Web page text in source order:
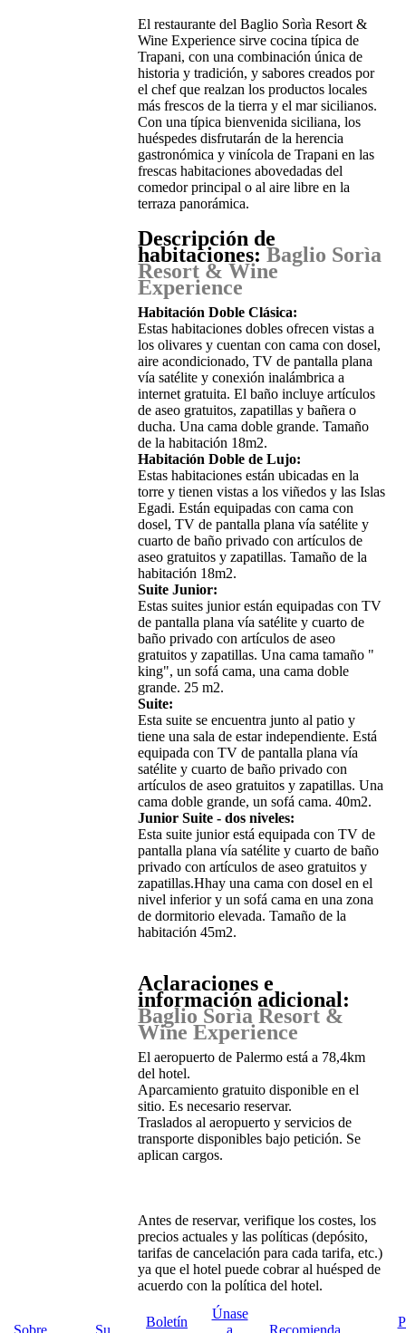
El restaurante del Baglio Sorìa Resort &
Wine Experience sirve cocina típica de
Trapani, con una combinación única de
historia y tradición, y sabores creados por
el chef que realzan los productos locales
más frescos de la tierra y el mar sicilianos.
Con una típica bienvenida siciliana, los
huéspedes disfrutarán de la herencia
gastronómica y vinícola de Trapani en las
frescas habitaciones abovedadas del
comedor principal o al aire libre en la
terraza panorámica.
Descripción de
habitaciones: Baglio Sorìa
Resort & Wine
Experience
Habitación Doble Clásica:
Estas habitaciones dobles ofrecen vistas a
los olivares y cuentan con cama con dosel,
aire acondicionado, TV de pantalla plana
vía satélite y conexión inalámbrica a
internet gratuita. El baño incluye artículos
de aseo gratuitos, zapatillas y bañera o
ducha. Una cama doble grande. Tamaño
de la habitación 18m2.
Habitación Doble de Lujo:
Estas habitaciones están ubicadas en la
torre y tienen vistas a los viñedos y las Islas
Egadi. Están equipadas con cama con
dosel, TV de pantalla plana vía satélite y
cuarto de baño privado con artículos de
aseo gratuitos y zapatillas. Tamaño de la
habitación 18m2.
Suite Junior:
Estas suites junior están equipadas con TV
de pantalla plana vía satélite y cuarto de
baño privado con artículos de aseo
gratuitos y zapatillas. Una cama tamaño "
king", un sofá cama, una cama doble
grande. 25 m2.
Suite:
Esta suite se encuentra junto al patio y
tiene una sala de estar independiente. Está
equipada con TV de pantalla plana vía
satélite y cuarto de baño privado con
artículos de aseo gratuitos y zapatillas. Una
cama doble grande, un sofá cama. 40m2.
Junior Suite - dos niveles:
Esta suite junior está equipada con TV de
pantalla plana vía satélite y cuarto de baño
privado con artículos de aseo gratuitos y
zapatillas.Hhay una cama con dosel en el
nivel inferior y un sofá cama en una zona
de dormitorio elevada. Tamaño de la
habitación 45m2.
Aclaraciones e
información adicional:
Baglio Sorìa Resort &
Wine Experience
El aeropuerto de Palermo está a 78,4km
del hotel.
Aparcamiento gratuito disponible en el
sitio. Es necesario reservar.
Traslados al aeropuerto y servicios de
transporte disponibles bajo petición. Se
aplican cargos.
Antes de reservar, verifique los costes, los
precios actuales y las políticas (depósito,
tarifas de cancelación para cada tarifa, etc.)
ya que el hotel puede cobrar al huésped de
acuerdo con la política del hotel.
Sobre Su
Boletín
Únase
a
Recomienda